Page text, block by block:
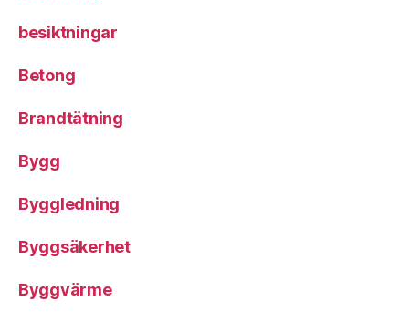
besiktningar
Betong
Brandtätning
Bygg
Byggledning
Byggsäkerhet
Byggvärme